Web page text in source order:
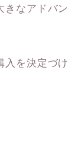
きなアドバン
入を決定づけ